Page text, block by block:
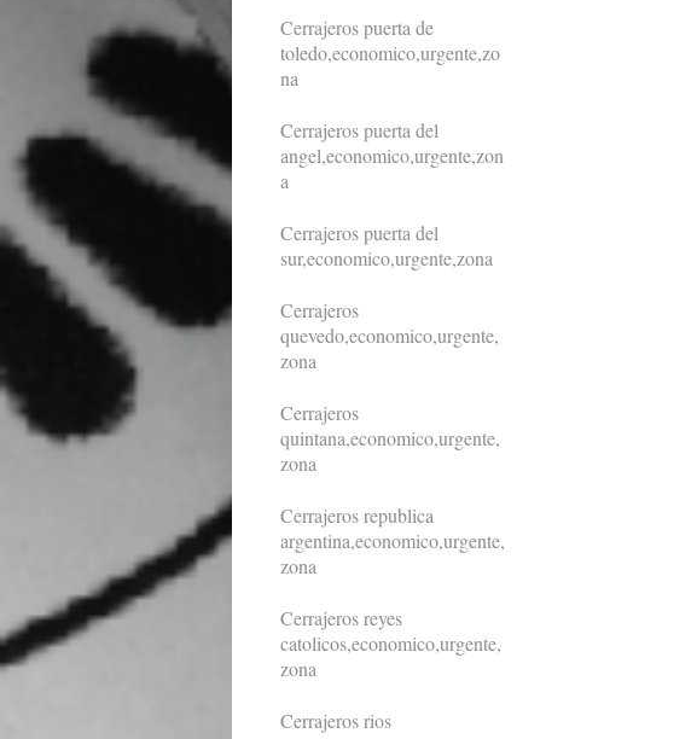
Cerrajeros puerta de
toledo,economico,urgente,zo
na
Cerrajeros puerta del
angel,economico,urgente,zon
a
Cerrajeros puerta del
sur,economico,urgente,zona
Cerrajeros
quevedo,economico,urgente,
zona
Cerrajeros
quintana,economico,urgente,
zona
Cerrajeros republica
argentina,economico,urgente,
zona
Cerrajeros reyes
catolicos,economico,urgente,
zona
Cerrajeros rios